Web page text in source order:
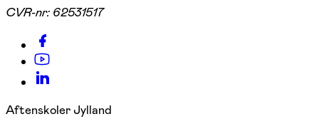
CVR-nr: 62531517
Aftenskoler Jylland